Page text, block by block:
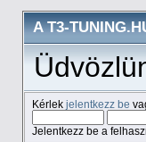
A T3-
Kérlek jelentkezz be
Jelentkezz be a